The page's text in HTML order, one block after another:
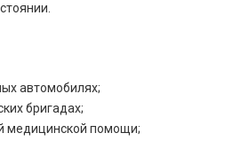
автомобилях;
бригадах;
медицинской помощи;